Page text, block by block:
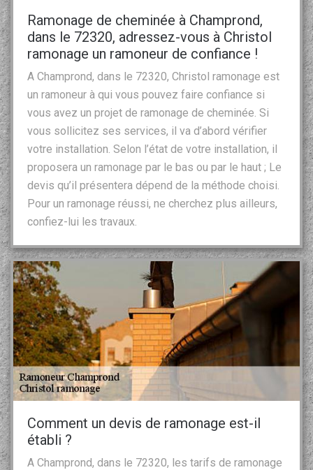
Ramonage de cheminée à Champrond,
dans le 72320, adressez-vous à Christol
ramonage un ramoneur de confiance !
A Champrond, dans le 72320, Christol ramonage est
un ramoneur à qui vous pouvez faire confiance si
vous avez un projet de ramonage de cheminée. Si
vous sollicitez ses services, il va d’abord vérifier
votre installation. Selon l’état de votre installation, il
proposera un ramonage par le bas ou par le haut ; Le
devis qu’il présentera dépend de la méthode choisi.
Pour un ramonage réussi, ne cherchez plus ailleurs,
confiez-lui les travaux.
Comment un devis de ramonage est-il
établi ?
A Champrond, dans le 72320, les tarifs de ramonage